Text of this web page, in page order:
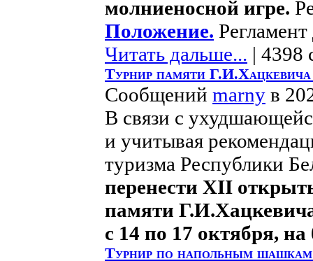
молниеносной игре.
Положение. Регламент
Читать дальше... | 4398
Турнир памяти Г.И.Хацкевича
Сообщений marny в
В связи с
и учитывая
туризма Республики
перенести XII
памяти
с 14 по 17 октября,
Турнир по напольным шашкам